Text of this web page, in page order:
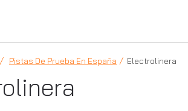
Pistas De Prueba En España Electrolinera